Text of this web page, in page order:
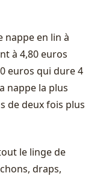
nappe en lin à
à 4,80 euros
euros qui dure 4
nappe la plus
de deux fois plus
le linge de
draps,